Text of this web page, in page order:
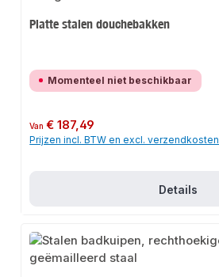
Platte stalen douchebakken
Momenteel niet beschikbaar
Normale prijs:
Van€ 187,49
Prijzen incl. BTW en excl. verzendkosten
Details